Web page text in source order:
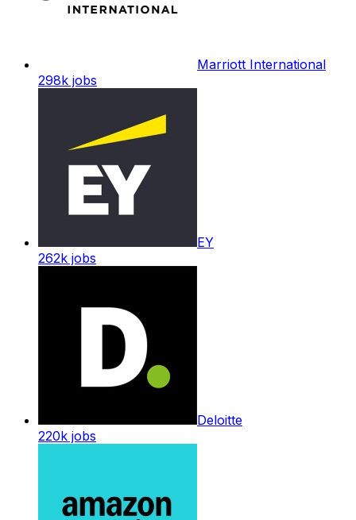
Marriott International
298k jobs
EY
262k jobs
Deloitte
220k jobs